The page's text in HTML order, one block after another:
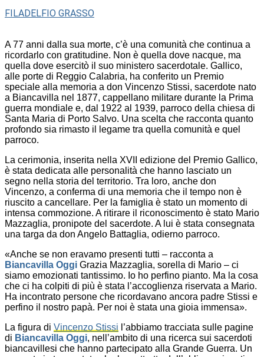
FILADELFIO GRASSO
A 77 anni dalla sua morte, c’è una comunità che continua a
ricordarlo con gratitudine. Non è quella dove nacque, ma
quella dove esercitò il suo ministero sacerdotale. Gallico,
alle porte di Reggio Calabria, ha conferito un Premio
speciale alla memoria a don Vincenzo Stissi, sacerdote nato
a Biancavilla nel 1877, cappellano militare durante la Prima
guerra mondiale e, dal 1922 al 1939, parroco della chiesa di
Santa Maria di Porto Salvo. Una scelta che racconta quanto
profondo sia rimasto il legame tra quella comunità e quel
parroco.
La cerimonia, inserita nella XVII edizione del Premio Gallico,
è stata dedicata alle personalità che hanno lasciato un
segno nella storia del territorio. Tra loro, anche don
Vincenzo, a conferma di una memoria che il tempo non è
riuscito a cancellare. Per la famiglia è stato un momento di
intensa commozione. A ritirare il riconoscimento è stato Mario
Mazzaglia, pronipote del sacerdote. A lui è stata consegnata
una targa da don Angelo Battaglia, odierno parroco.
«Anche se non eravamo presenti tutti – racconta a
Biancavilla Oggi Grazia Mazzaglia, sorella di Mario – ci
siamo emozionati tantissimo. Io ho perfino pianto. Ma la cosa
che ci ha colpiti di più è stata l’accoglienza riservata a Mario.
Ha incontrato persone che ricordavano ancora padre Stissi e
perfino il nostro papà. Per noi è stata una gioia immensa».
La figura di Vincenzo Stissi l’abbiamo tracciata sulle pagine
di Biancavilla Oggi, nell’ambito di una ricerca sui sacerdoti
biancavillesi che hanno partecipato alla Grande Guerra. Un